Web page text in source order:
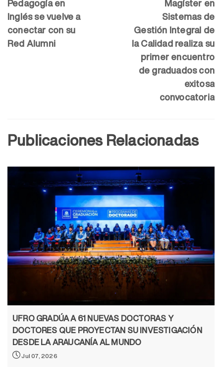
Pedagogía en
Inglés se vuelve a
conectar con su
Red Alumni
Magíster en
Sistemas de
Gestión Integral de
la Calidad realiza su
primer encuentro
de graduados con
exitosa
convocatoria
Publicaciones Relacionadas
UFRO GRADÚA A 61 NUEVAS DOCTORAS Y
DOCTORES QUE PROYECTAN SU INVESTIGACIÓN
DESDE LA ARAUCANÍA AL MUNDO
Jul 07, 2026